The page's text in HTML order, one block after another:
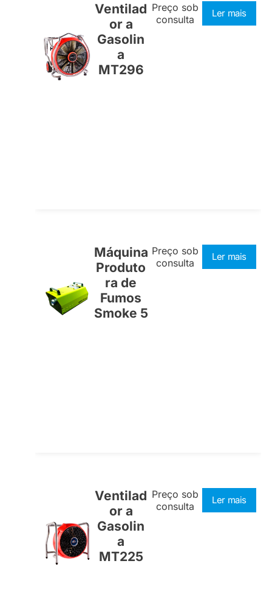
Ventilad
or a
Gasolin
a
MT296
Preço sob
consulta
Ler mais
Máquina
Produto
ra de
Fumos
Smoke 5
Preço sob
consulta
Ler mais
Ventilad
or a
Gasolin
a
MT225
Preço sob
consulta
Ler mais